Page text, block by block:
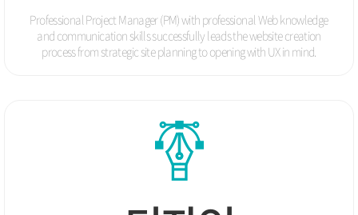
10.
비젠메디컬 병•의원 전문 웹사이트 런칭
07.
e-learning 영업관리 시스템 개발
전자금융솔루션 개발 및 서비스
영화콘텐츠 B2B 온라인 배급 중개망 시스템
축산 검사의뢰 및 관리시스템 개발
Professional Project Manager (PM) with professional Web knowledge
and communication skills successfully leads the website creation
process from strategic site planning to opening with UX in mind.